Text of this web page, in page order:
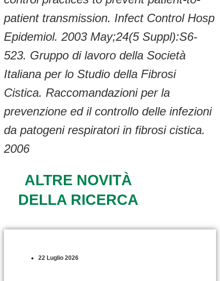
patient transmission. Infect Control Hosp
Epidemiol. 2003 May;24(5 Suppl):S6-
523. Gruppo di lavoro della Società
Italiana per lo Studio della Fibrosi
Cistica. Raccomandazioni per la
prevenzione ed il controllo delle infezioni
da patogeni respiratori in fibrosi cistica.
2006
ALTRE NOVITÀ
DELLA RICERCA
22 Luglio 2026